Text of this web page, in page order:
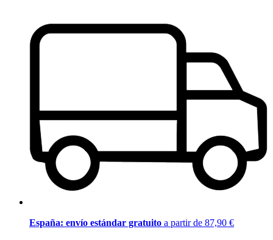
España: envío estándar gratuito a partir de 87,90 €